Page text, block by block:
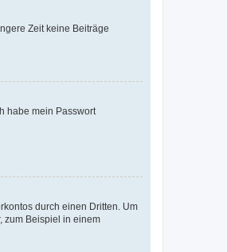
Zeit keine Beiträge
habe mein Passwort
durch einen Dritten. Um
zum Beispiel in einem